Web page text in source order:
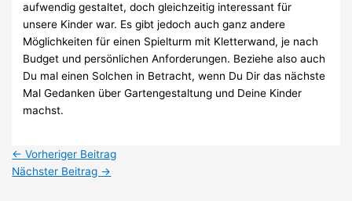
aufwendig gestaltet, doch gleichzeitig interessant für
unsere Kinder war. Es gibt jedoch auch ganz andere
Möglichkeiten für einen Spielturm mit Kletterwand, je nach
Budget und persönlichen Anforderungen. Beziehe also auch
Du mal einen Solchen in Betracht, wenn Du Dir das nächste
Mal Gedanken über Gartengestaltung und Deine Kinder
machst.
← Vorheriger Beitrag
Nächster Beitrag →